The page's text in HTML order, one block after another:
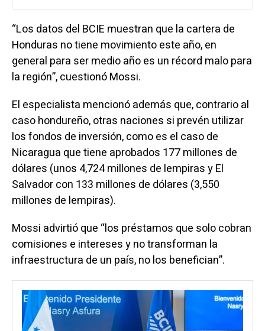
“Los datos del BCIE muestran que la cartera de
Honduras no tiene movimiento este año, en
general para ser medio año es un récord malo para
la región”, cuestionó Mossi.
El especialista mencionó además que, contrario al
caso hondureño, otras naciones si prevén utilizar
los fondos de inversión, como es el caso de
Nicaragua que tiene aprobados 177 millones de
dólares (unos 4,724 millones de lempiras y El
Salvador con 133 millones de dólares (3,550
millones de lempiras).
Mossi advirtió que “los préstamos que solo cobran
comisiones e intereses y no transforman la
infraestructura de un país, no los benefician”.